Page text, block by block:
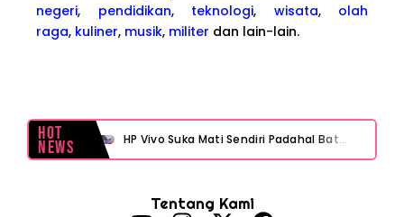
negeri, pendidikan, teknologi, wisata, olah
raga, kuliner, musik, militer dan lain-lain.
Hot
News HP Vivo Suka Mati Sendiri Padahal Baterai Masih Banyak? Ini 5 Penyebab dan Solusinya!
Tentang Kami